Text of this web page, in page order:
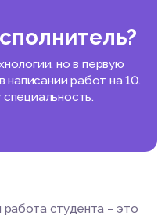
но в первую
написании работ на 10.
работа студента – это